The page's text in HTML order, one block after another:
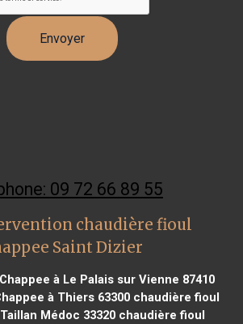
09 72 66 89 55
chaudière fioul
Saint Dizier
à Le Palais sur Vienne 87410
à Thiers 63300 chaudière fioul
Médoc 33320chaudière fioul